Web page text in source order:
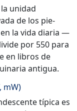
la unidad
de los pie-
la vida diaria —
por 550 para
en libros de
antigua.
mW)
típica es